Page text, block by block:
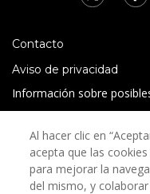
Contacto
Aviso de privacidad
Información sobre
Términos y condiciones
Al hacer clic en
acepta que las
para mejorar la
del mismo, y